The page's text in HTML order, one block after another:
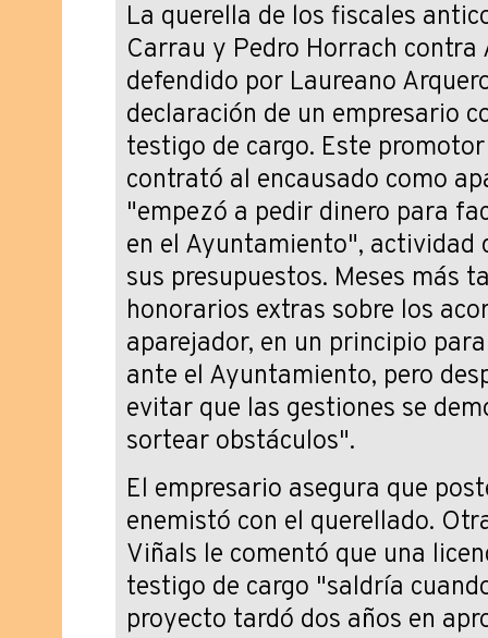
La querella de los fiscales
Carrau y Pedro Horrach contra
defendido por Laureano
declaración de un empresario
testigo de cargo. Este
contrató al encausado como
"empezó a pedir dinero para
en el Ayuntamiento", actividad
sus presupuestos. Meses más
honorarios extras sobre los
aparejador, en un principio
ante el Ayuntamiento, pero
evitar que las gestiones se
sortear obstáculos".
El empresario asegura que
enemistó con el querellado.
Viñals le comentó que una
testigo de cargo "saldría
proyecto tardó dos años en